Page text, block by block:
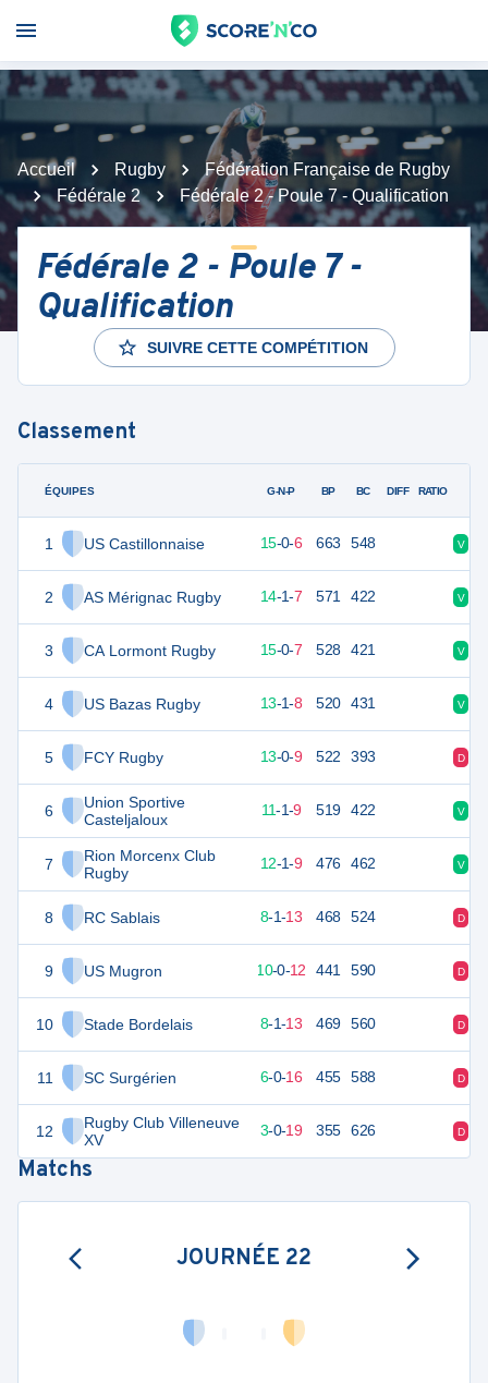
Accueil Rugby
Fédération Française de Rugby
Fédérale 2
Fédérale 2 - Poule 7 - Qualification
Fédérale 2 - Poule 7 -
Qualification
SUIVRE CETTE COMPÉTITION
Classement
ÉQUIPES
1 US Castillonnaise
2 AS Mérignac Rugby
3 CA Lormont Rugby
4 US Bazas Rugby
5 FCY Rugby
6
Union Sportive
Casteljaloux
7
Rion Morcenx Club
Rugby
8 RC Sablais
9 US Mugron
10 Stade Bordelais
11 SC Surgérien
12
Rugby Club Villeneuve
XV
G-N-P BP BC DIFF RATIO
79 15-0-6 663 548 V
78 14-1-7 571 422 V
75 15-0-7 528 421 V
70 13-1-8 520 431 V
13-0-9 522 393 D
11-1-9 519 422 V
66 12-1-9 476 462 V
8-1-13 468 524 D
10-0-12 441 590 D
49 8-1-13 469 560 D
6-0-16 455 588 D
17 22 3-0-19 355 626 D
Matchs
JOURNÉE 22